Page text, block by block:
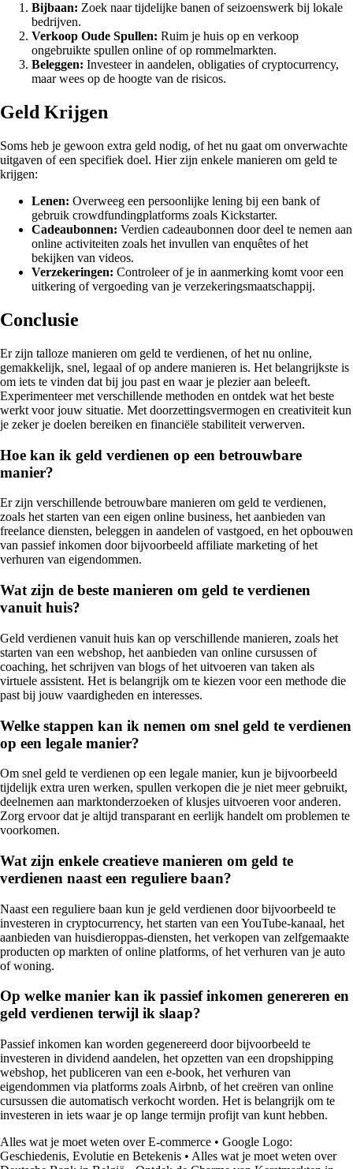
Bijbaan: Zoek naar tijdelijke banen of seizoenswerk bij lokale
bedrijven.
Verkoop Oude Spullen: Ruim je huis op en verkoop
ongebruikte spullen online of op rommelmarkten.
Beleggen: Investeer in aandelen, obligaties of cryptocurrency,
maar wees op de hoogte van de risicos.
Geld Krijgen
Soms heb je gewoon extra geld nodig, of het nu gaat om onverwachte
uitgaven of een specifiek doel. Hier zijn enkele manieren om geld te
krijgen:
Lenen: Overweeg een persoonlijke lening bij een bank of
gebruik crowdfundingplatforms zoals Kickstarter.
Cadeaubonnen: Verdien cadeaubonnen door deel te nemen aan
online activiteiten zoals het invullen van enquêtes of het
bekijken van videos.
Verzekeringen: Controleer of je in aanmerking komt voor een
uitkering of vergoeding van je verzekeringsmaatschappij.
Conclusie
Er zijn talloze manieren om geld te verdienen, of het nu online,
gemakkelijk, snel, legaal of op andere manieren is. Het belangrijkste is
om iets te vinden dat bij jou past en waar je plezier aan beleeft.
Experimenteer met verschillende methoden en ontdek wat het beste
werkt voor jouw situatie. Met doorzettingsvermogen en creativiteit kun
je zeker je doelen bereiken en financiële stabiliteit verwerven.
Hoe kan ik geld verdienen op een betrouwbare
manier?
Er zijn verschillende betrouwbare manieren om geld te verdienen,
zoals het starten van een eigen online business, het aanbieden van
freelance diensten, beleggen in aandelen of vastgoed, en het opbouwen
van passief inkomen door bijvoorbeeld affiliate marketing of het
verhuren van eigendommen.
Wat zijn de beste manieren om geld te verdienen
vanuit huis?
Geld verdienen vanuit huis kan op verschillende manieren, zoals het
starten van een webshop, het aanbieden van online cursussen of
coaching, het schrijven van blogs of het uitvoeren van taken als
virtuele assistent. Het is belangrijk om te kiezen voor een methode die
past bij jouw vaardigheden en interesses.
Welke stappen kan ik nemen om snel geld te verdienen
op een legale manier?
Om snel geld te verdienen op een legale manier, kun je bijvoorbeeld
tijdelijk extra uren werken, spullen verkopen die je niet meer gebruikt,
deelnemen aan marktonderzoeken of klusjes uitvoeren voor anderen.
Zorg ervoor dat je altijd transparant en eerlijk handelt om problemen te
voorkomen.
Wat zijn enkele creatieve manieren om geld te
verdienen naast een reguliere baan?
Naast een reguliere baan kun je geld verdienen door bijvoorbeeld te
investeren in cryptocurrency, het starten van een YouTube-kanaal, het
aanbieden van huisdieroppas-diensten, het verkopen van zelfgemaakte
producten op markten of online platforms, of het verhuren van je auto
of woning.
Op welke manier kan ik passief inkomen genereren en
geld verdienen terwijl ik slaap?
Passief inkomen kan worden gegenereerd door bijvoorbeeld te
investeren in dividend aandelen, het opzetten van een dropshipping
webshop, het publiceren van een e-book, het verhuren van
eigendommen via platforms zoals Airbnb, of het creëren van online
cursussen die automatisch verkocht worden. Het is belangrijk om te
investeren in iets waar je op lange termijn profijt van kunt hebben.
Alles wat je moet weten over E-commerce • Google Logo:
Geschiedenis, Evolutie en Betekenis • Alles wat je moet weten over